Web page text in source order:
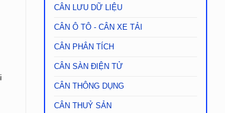
CÂN LƯU DỮ LIỆU
CÂN Ô TÔ - CÂN XE TẢI
CÂN PHÂN TÍCH
CÂN SÀN ĐIỆN TỬ
CÂN THÔNG DỤNG
CÂN THUỶ SẢN